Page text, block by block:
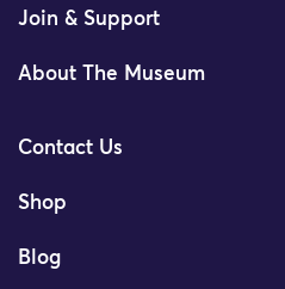
Join & Support
About The Museum
Contact Us
Shop
Blog